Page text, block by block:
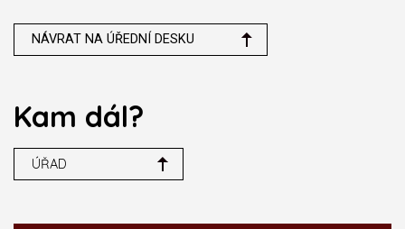
NÁVRAT NA ÚŘEDNÍ DESKU
Kam dál?
ÚŘAD